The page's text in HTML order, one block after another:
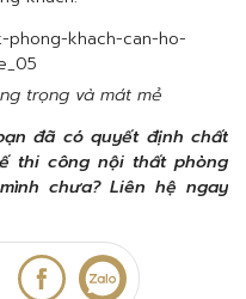
trọng và mát mẻ
đã có quyết định chất
thi công nội thất phòng
chưa? Liên hệ ngay